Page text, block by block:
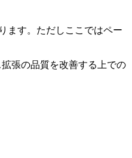
ます。ただしここではペー
張の品質を改善する上での